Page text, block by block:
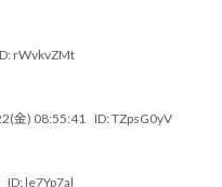
rWvkvZMt
金) 08:55:41 ID:TZpsG0yV
ID: le7Yp7al